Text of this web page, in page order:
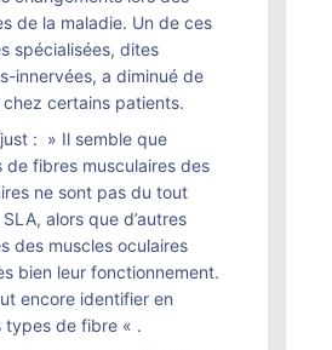
de la maladie. Un de ces
spécialisées, dites
innervées, a diminué de
chez certains patients.
: » Il semble que
fibres musculaires des
ne sont pas du tout
alors que d’autres
des muscles oculaires
bien leur fonctionnement.
encore identifier en
types de fibre « .